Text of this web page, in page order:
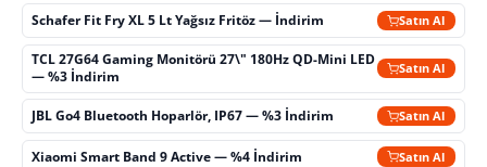
Schafer Fit Fry XL 5 Lt Yağsız Fritöz — İndirim Satın Al
TCL 27G64 Gaming Monitörü 27\" 180Hz QD-Mini LED
— %3 İndirim
Satın Al
JBL Go4 Bluetooth Hoparlör, IP67 — %3 İndirim Satın Al
Xiaomi Smart Band 9 Active — %4 İndirim Satın Al